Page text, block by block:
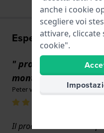
Esperienze utente
" prodotto molto
montare"
Peter van den Brand · 17
Il prodotto è comodo al
anche i cookie
scegliere voi
attivare,
cookie".